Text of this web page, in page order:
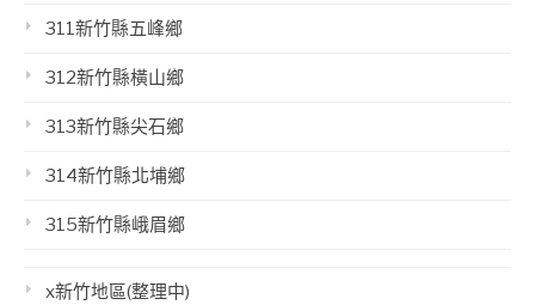
311新竹縣五峰鄉
312新竹縣橫山鄉
313新竹縣尖石鄉
314新竹縣北埔鄉
315新竹縣峨眉鄉
x新竹地區(整理中)